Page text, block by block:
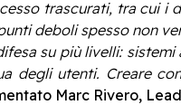
trascurati, tra cui i
deboli spesso non
su più livelli:
degli utenti. Creare
Marc Rivero,